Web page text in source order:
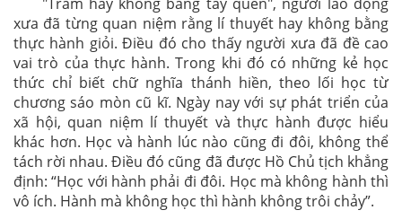
xưa đã từng quan niệm rằng lí thuyết hay không bằng
thực hành giỏi. Điều đó cho thấy người xưa đã đề cao
vai trò của thực hành. Trong khi đó có những kẻ học
thức chỉ biết chữ nghĩa thánh hiền, theo lối học từ
chương sáo mòn cũ kĩ. Ngày nay với sự phát triển của
xã hội, quan niệm lí thuyết và thực hành được hiểu
khác hơn. Học và hành lúc nào cũng đi đôi, không thể
tách rời nhau. Điều đó cũng đã được Hồ Chủ tịch khẳng
định: “Học với hành phải đi đôi. Học mà không hành thì
vô ích. Hành mà không học thì hành không trôi chảy”.